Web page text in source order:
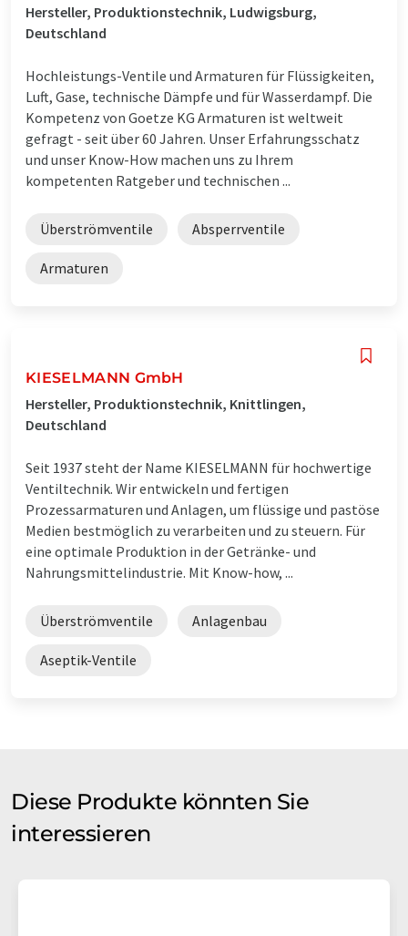
Hersteller, Produktionstechnik, Ludwigsburg,
Deutschland
Hochleistungs-Ventile und Armaturen für Flüssigkeiten,
Luft, Gase, technische Dämpfe und für Wasserdampf. Die
Kompetenz von Goetze KG Armaturen ist weltweit
gefragt - seit über 60 Jahren. Unser Erfahrungsschatz
und unser Know-How machen uns zu Ihrem
kompetenten Ratgeber und technischen ...
Überströmventile Absperrventile
Armaturen
KIESELMANN GmbH
Hersteller, Produktionstechnik, Knittlingen,
Deutschland
Seit 1937 steht der Name KIESELMANN für hochwertige
Ventiltechnik. Wir entwickeln und fertigen
Prozessarmaturen und Anlagen, um flüssige und pastöse
Medien bestmöglich zu verarbeiten und zu steuern. Für
eine optimale Produktion in der Getränke- und
Nahrungsmittelindustrie. Mit Know-how, ...
Überströmventile Anlagenbau
Aseptik-Ventile
Diese Produkte könnten Sie
interessieren